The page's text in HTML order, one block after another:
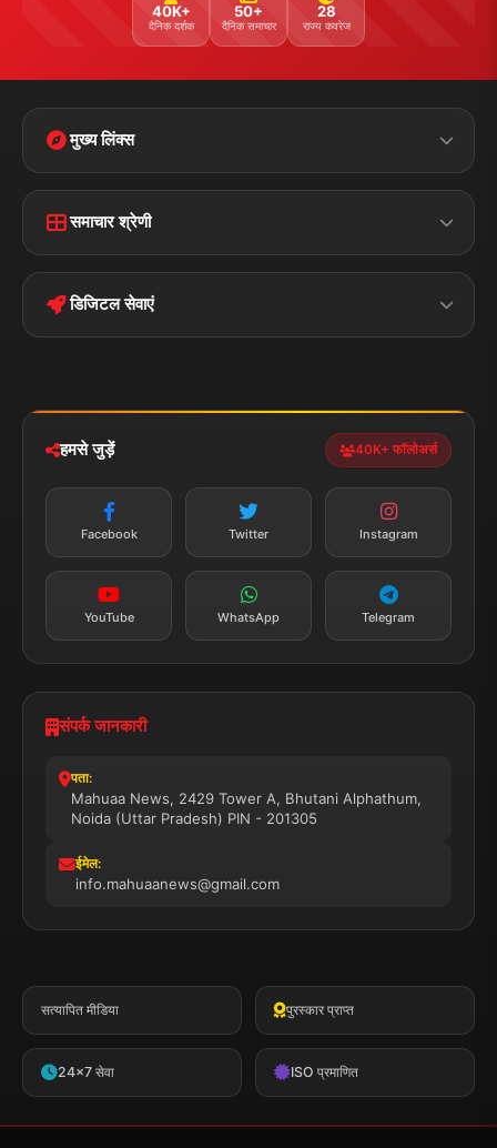
40K+
दैनिक दर्शक
50+
दैनिक समाचार
28
राज्य कवरेज
मुख्य लिंक्स
Disclaimer
Terms &
Privacy Policy
समाचार श्रेणी
पॉलिटिकल झारखण्ड
डिजिटल सेवाएं
न्यूज़ अलर्ट
सब्सक्राइब करें
हमसे जुड़ें 40K+ फॉलोअर्स
Facebook Twitter Instagram
YouTube WhatsApp Telegram
संपर्क जानकारी
पता:
Mahuaa News, 2429 Tower A, Bhutani Alphathum,
Noida (Uttar Pradesh) PIN - 201305
ईमेल:
info.mahuaanews@gmail.com
सत्यापित मीडिया पुरस्कार प्राप्त
24x7 सेवा ISO प्रमाणित